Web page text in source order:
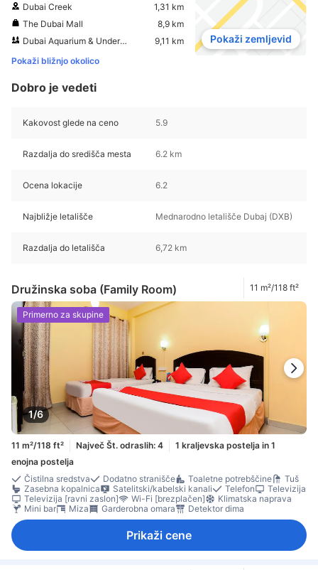
Dubai Creek
1,31 km
The Dubai Mall
8,9 km
Dubai Aquarium & Underwater Zoo
9,11 km
Pokaži bližnjo okolico
Pokaži zemljevid
Dobro je vedeti
Kakovost glede na ceno 5.9
Razdalja do središča mesta 6.2 km
Ocena lokacije 6.2
Najbližje letališče Mednarodno letališče Dubaj (DXB)
Razdalja do letališča 6,72 km
Družinska soba (Family Room) 11 m²/118 ft²
1/6
Primerno za skupine
11 m²/118 ft² Največ Št. odraslih: 4
1 kraljevska postelja in 1
enojna postelja
Čistilna sredstva
Dodatno stranišče Toaletne potrebščine
Tuš
Zasebna kopalnica
Satelitski/kabelski kanali Telefon
Televizija
Televizija [ravni zaslon]
Wi-Fi [brezplačen]
Klimatska naprava
Mini bar
Miza Garderobna omara Detektor dima
Prikaži cene